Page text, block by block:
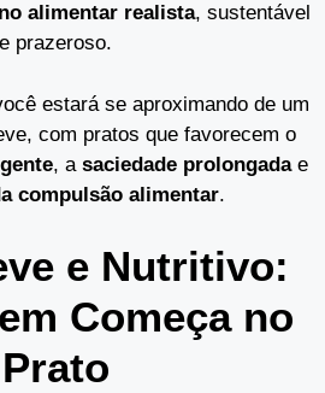
alimentar realista, sustentável
e prazeroso.
estará se aproximando de um
com pratos que favorecem o
, a saciedade prolongadae
compulsão alimentar.
e Nutritivo:
Começa no
Prato